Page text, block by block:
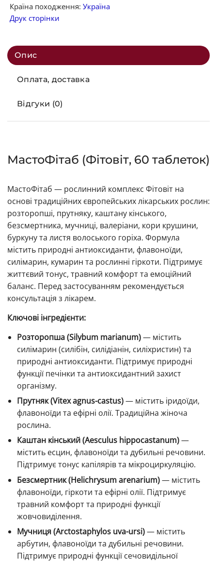
Країна походження: Україна
Друк сторінки
Опис
Оплата, доставка
Відгуки (0)
МастоФітаб (Фітовіт, 60 таблеток)
МастоФітаб — рослинний комплекс Фітовіт на
основі традиційних європейських лікарських рослин:
розторопші, прутняку, каштану кінського,
безсмертника, мучниці, валеріани, кори крушини,
буркуну та листя волоського горіха. Формула
містить природні антиоксиданти, флавоноїди,
силімарин, кумарин та рослинні гіркоти. Підтримує
життєвий тонус, травний комфорт та емоційний
баланс. Перед застосуванням рекомендується
консультація з лікарем.
Ключові інгредієнти:
Розторопша (Silybum marianum)— містить
силімарин (силібін, силідіанін, силіхристин) та
природні антиоксиданти. Підтримує природні
функції печінки та антиоксидантний захист
організму.
Прутняк (Vitex agnus-castus)— містить іридоїди,
флавоноїди та ефірні олії. Традиційна жіноча
рослина.
Каштан кінський (Aesculus hippocastanum)—
містить есцин, флавоноїди та дубильні речовини.
Підтримує тонус капілярів та мікроциркуляцію.
Безсмертник (Helichrysum arenarium)— містить
флавоноїди, гіркоти та ефірні олії. Підтримує
травний комфорт та природні функції
жовчовиділення.
Мучниця (Arctostaphylos uva-ursi)— містить
арбутин, флавоноїди та дубильні речовини.
Підтримує природні функції сечовидільної